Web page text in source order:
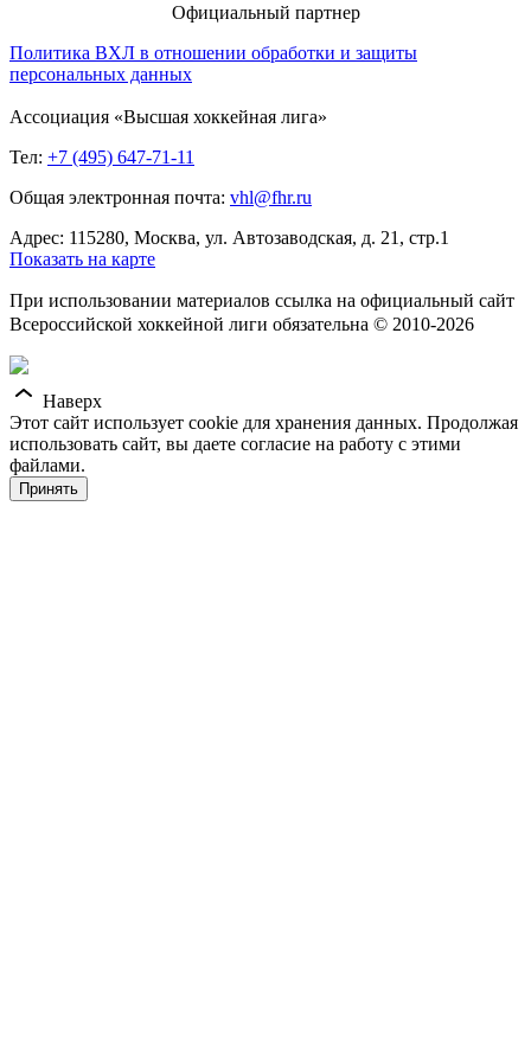
Официальный партнер
Политика ВХЛ в отношении обработки и защиты
персональных данных
Ассоциация «Высшая хоккейная лига»
Тел: +7 (495) 647-71-11
Общая электронная почта: vhl@fhr.ru
Адрес: 115280, Москва, ул. Автозаводская, д. 21, стр.1
Показать на карте
При использовании материалов ссылка на официальный сайт
Всероссийской хоккейной лиги обязательна © 2010-2026
Наверх
Этот сайт использует cookie для хранения данных. Продолжая
использовать сайт, вы даете согласие на работу с этими
файлами.
Принять